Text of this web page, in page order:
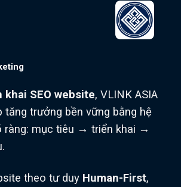
khai SEO website, VLINK ASIA
tăng trưởng bền vững bằng hệ
ràng: mục tiêu → triển khai →
theo tư duy Human-First,